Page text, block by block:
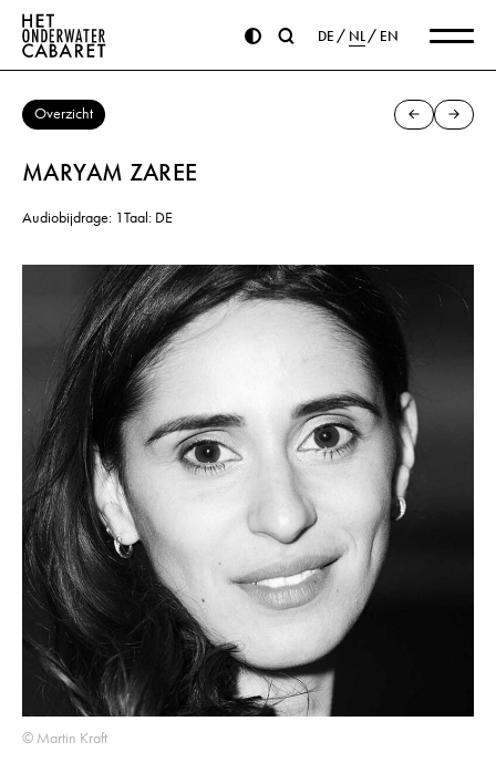
DE NL EN
Overzicht
MARYAM ZAREE
Audiobijdrage: 1Taal: DE
© Martin Kraft